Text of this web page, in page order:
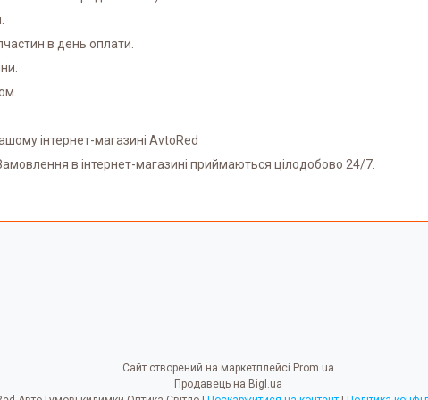
в день оплати.
інтернет-магазині AvtoRed
в інтернет-магазині приймаються цілодобово 24/7.
Сайт створений на маркетплейсі Prom.ua
Продавець на Bigl.ua